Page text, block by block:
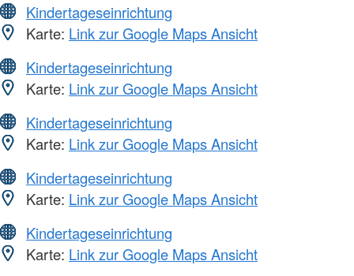
Kindertageseinrichtung
Karte: Link zur Google Maps Ansicht
Kindertageseinrichtung
Karte: Link zur Google Maps Ansicht
Kindertageseinrichtung
Karte: Link zur Google Maps Ansicht
Kindertageseinrichtung
Karte: Link zur Google Maps Ansicht
Kindertageseinrichtung
Karte: Link zur Google Maps Ansicht